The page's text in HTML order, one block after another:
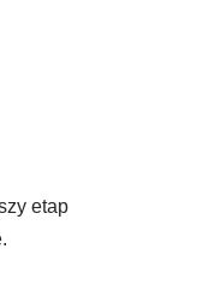
etap